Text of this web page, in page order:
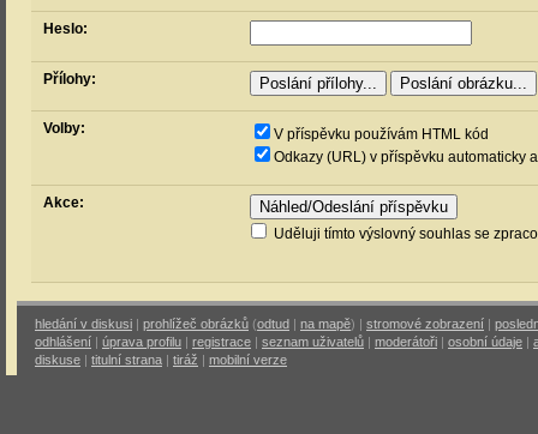
Heslo:
Přílohy:
Volby:
V příspěvku používám HTML kód
Odkazy (URL) v příspěvku automaticky
Akce:
Uděluji tímto výslovný souhlas se
hledání v diskusi | prohlížeč obrázků (odtud | na mapě) | stromové zobrazení |
odhlášení | úprava profilu | registrace | seznam uživatelů | moderátoři | osobní údaje |
diskuse | titulní strana | tiráž | mobilní verze